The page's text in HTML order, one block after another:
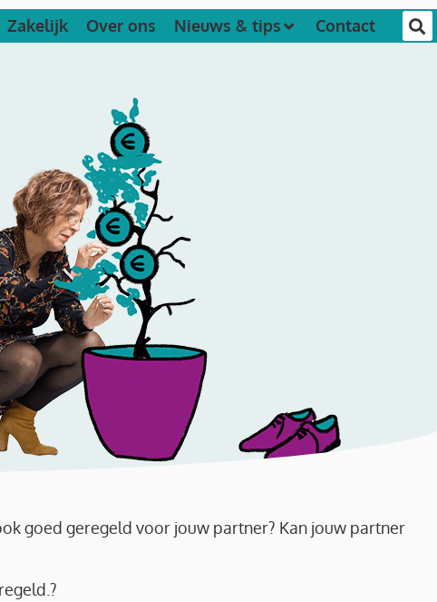
Zakelijk Over ons Nieuws & tips Contact
goed geregeld voor jouw partner? Kan jouw partner